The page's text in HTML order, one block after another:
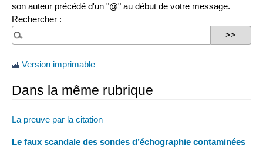
son auteur précédé d'un "@" au début de votre message.
Rechercher :
Version imprimable
Dans la même rubrique
La preuve par la citation
Le faux scandale des sondes d’échographie contaminées